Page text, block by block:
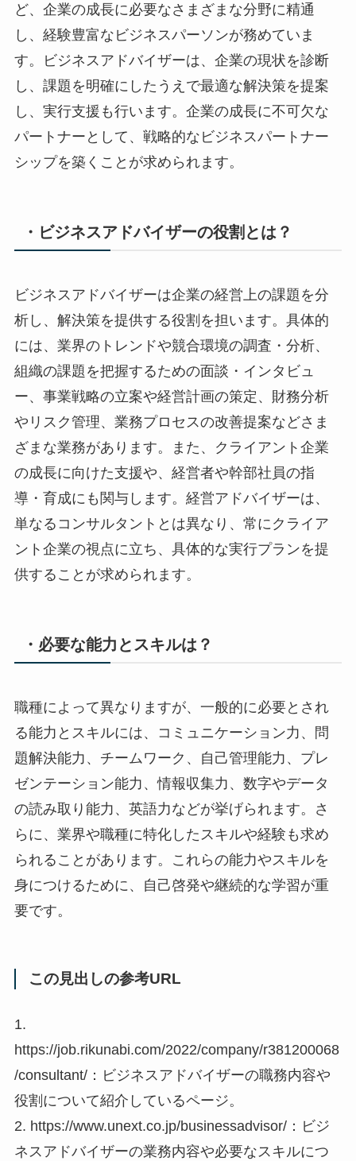
ど、企業の成長に必要なさまざまな分野に精通
し、経験豊富なビジネスパーソンが務めていま
す。ビジネスアドバイザーは、企業の現状を診断
し、課題を明確にしたうえで最適な解決策を提案
し、実行支援も行います。企業の成長に不可欠な
パートナーとして、戦略的なビジネスパートナー
シップを築くことが求められます。
・ビジネスアドバイザーの役割とは？
ビジネスアドバイザーは企業の経営上の課題を分
析し、解決策を提供する役割を担います。具体的
には、業界のトレンドや競合環境の調査・分析、
組織の課題を把握するための面談・インタビュ
ー、事業戦略の立案や経営計画の策定、財務分析
やリスク管理、業務プロセスの改善提案などさま
ざまな業務があります。また、クライアント企業
の成長に向けた支援や、経営者や幹部社員の指
導・育成にも関与します。経営アドバイザーは、
単なるコンサルタントとは異なり、常にクライア
ント企業の視点に立ち、具体的な実行プランを提
供することが求められます。
・必要な能力とスキルは？
職種によって異なりますが、一般的に必要とされ
る能力とスキルには、コミュニケーション力、問
題解決能力、チームワーク、自己管理能力、プレ
ゼンテーション能力、情報収集力、数字やデータ
の読み取り能力、英語力などが挙げられます。さ
らに、業界や職種に特化したスキルや経験も求め
られることがあります。これらの能力やスキルを
身につけるために、自己啓発や継続的な学習が重
要です。
この見出しの参考URL
1.
https://job.rikunabi.com/2022/company/r381200068
/consultant/：ビジネスアドバイザーの職務内容や
役割について紹介しているページ。
2. https://www.unext.co.jp/businessadvisor/：ビジ
ネスアドバイザーの業務内容や必要なスキルにつ